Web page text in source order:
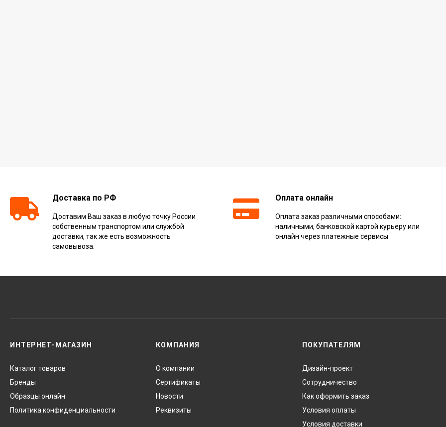
Доставка по РФ
Доставим Ваш заказ в любую точку России
собственным транспортом или службой
доставки, так же есть возможность
самовывоза.
Оплата онлайн
Оплата заказ различными способами:
наличными, банковской картой курьеру или
онлайн через платежные сервисы
ИНТЕРНЕТ-МАГАЗИН
Каталог товаров
Бренды
Образцы онлайн
Политика конфиденциальности
КОМПАНИЯ
О компании
Сертификаты
Новости
Реквизиты
ПОКУПАТЕЛЯМ
Дизайн-проект
Сотрудничество
Как оформить заказ
Условия оплаты
Условия доставки